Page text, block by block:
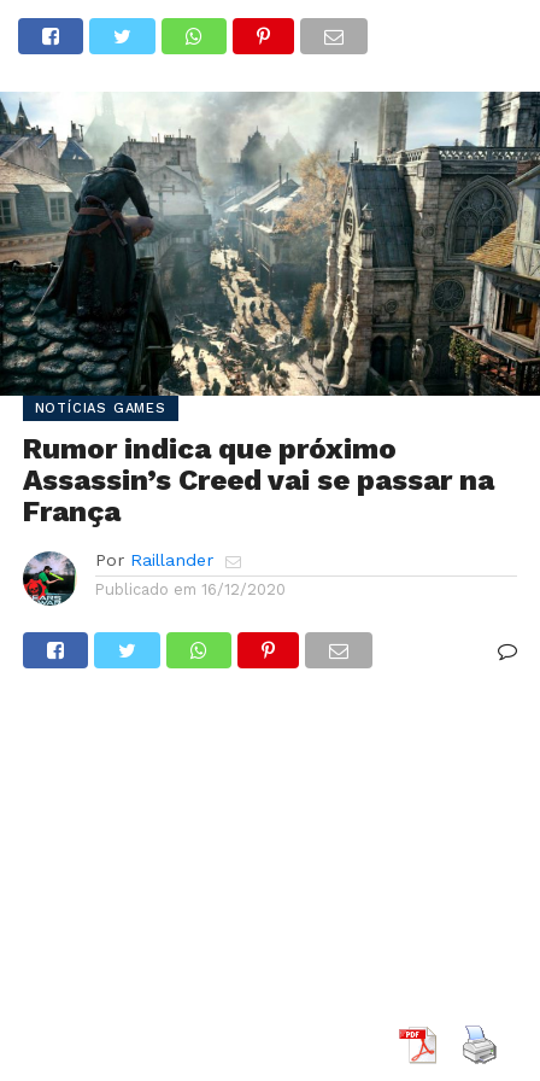
NOTÍCIAS GAMES
Rumor indica que próximo
Assassin’s Creed vai se passar na
França
Por Raillander
Publicado em 16/12/2020